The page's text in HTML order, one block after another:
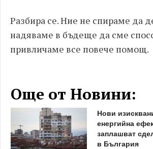
Разбира се. Ние не спираме да
надяваме в бъдеще да сме
привличаме все повече помощ.
Още от Новини:
Нови
енергийна
заплашват
в България